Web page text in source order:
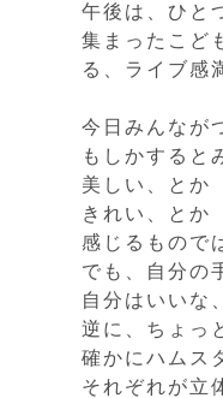
午後は、ひと
集まったこど
る、ライブ感
今日みんなが
もしかすると
美しい、とか
きれい、とか
感じるもので
でも、自分の
自分はいいな
逆に、ちょっ
確かにハムス
それぞれが立